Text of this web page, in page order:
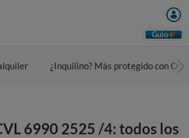
Guio
¿Inquilino? Más protegido con
6990 2525 /4: todos los